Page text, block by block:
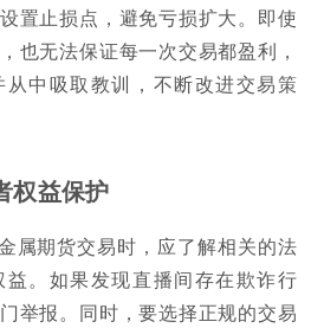
置止损点，避免亏损扩大。即使
也无法保证每一次交易都盈利，
中吸取教训，不断改进交易策
权益保护
属期货交易时，应了解相关的法
。如果发现直播间存在欺诈行
举报。同时，要选择正规的交易